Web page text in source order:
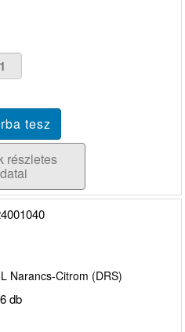
részletes
Narancs-Citrom (DRS)
db